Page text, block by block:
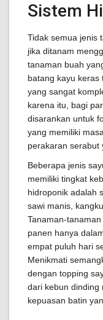
Sistem
Tidak semua jenis
jika ditanam
tanaman buah
batang kayu keras
yang sangat
karena itu, bagi
disarankan untuk
yang memiliki
perakaran serabut
Beberapa jenis
memiliki tingkat
hidroponik adalah
sawi manis,
Tanaman-
panen hanya
empat puluh hari
Menikmati
dengan topping
dari kebun dinding
kepuasan batin